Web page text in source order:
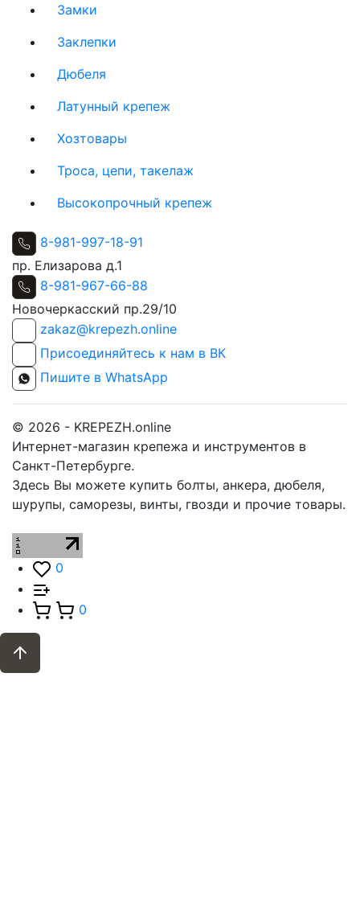
Замки
Заклепки
Дюбеля
Латунный крепеж
Хозтовары
Троса, цепи, такелаж
Высокопрочный крепеж
8-981-997-18-91
пр. Елизарова д.1
8-981-967-66-88
Новочеркасский пр.29/10
zakaz@krepezh.online
Присоединяйтесь к нам в ВК
Пишите в WhatsApp
© 2026 - KREPEZH.online
Интернет-магазин крепежа и инструментов в
Санкт-Петербурге.
Здесь Вы можете купить болты, анкера, дюбеля,
шурупы, саморезы, винты, гвозди и прочие товары.
0
0